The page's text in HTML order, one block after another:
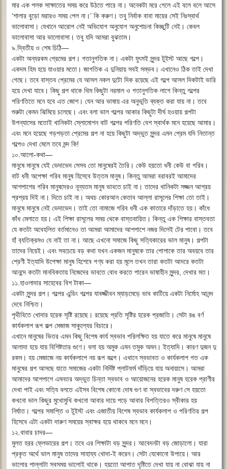
মার এক পলক সাক্ষাতের সময় করে উঠতে পারে না। অনেকটা মরে গেলে এই বলে বলে আসে
‘শালার বুড়ো মরারও সময় পেল না।’ কি করুণ। তবু নির্বাক বাবা মায়ের সেই নিঃস্বার্থ
ভালোবাসা। যেখানে আরোপ নেই অভিযোগ অনুযোগ অনুশোচনা কিচ্ছুটি নেই। কেবল
ভালোবাসা আর ভালোবাসা। তবু যদি আমরা বুঝতাম।
৯.দ্বিতীয় ও শেষ চিঠি―
একটা অন্যরকম প্রেমের গল্প। গতানুগতিক না। একটা যুৎসই সুন্দর টুইস্ট আছে গল্পে।
একদম হিম হয়ে যাওয়ার মতো। জাগতিক এ দুনিয়ায় সবই সম্ভব। এখানেও ঠিক তাই দেখা
গেছে। তবে বাস্তব প্রেমের যে আসল নকল দুটো দিক রয়েছে এই গল্পে আসল দিকটাই ভারি
হয়ে দেখা যাবে। কিছু গল্প থাকে থিম কিছুটা নরমাল ও গতানুগতিক লাগে কিন্তু গল্পের
পরিণতিতে মনে হবে এত জোশ। যেন আর ভাষায় এর অনুভূতি ব্যক্ত করা যায় না। তবে
শুরুটা কেমন ঝিমিয়ে চলেছে। এবং বলা ভাল গল্পের আকার কিছুটা দীর্ঘ হওয়ায় গল্পটা
উপন্যাসের মতোই খানিকটা স্লোমোশন বাট গল্পের পরিণতি বেশ স্বার্থক মনে হয়েছে আমার।
এবং মনে হয়েছে গড়পড়তা প্রেমের গল্প না হয়ে কিছুটা অদ্ভুত সুন্দর এমন প্রেম যদি নিতান্ত
গল্পেও দেখা মেলে তবে মন্দ কি!
১০.আলো-কথা―
মানুষে মানুষে যেই ভেদাভেদ সেসব তো মানুষেরই তৈরি। কেউ হয়তো ধনী কেউ বা গরিব।
বাট ধনী অপেক্ষা গরিব মানুষ হিসেবে উত্তম মানুষ। কিন্তু আমরা বরাবরই আমাদের
আশপাশের গরিব মানুষদেরও নূন্যতম মানুষ ভাবতে চাই না। তাদের খানিকটা সজ্জন আশ্রয়
প্রশ্রয় দিই না। দিতে চাই না। অথচ কোরআন কেতাব আল্লা রাসূলের শিক্ষা তো তাই।
মানুষে মানুষে নেই ভেদাভেদ। তাই তো নামাজে গরিব ধনী এক কাতারে দাঁড়াতে হয়। কাঁধে
কাঁধ মেলাতে হয়। এই শিক্ষা রাসূলের সময় থেকে বাস্তবায়িত। কিন্তু এক শিক্ষার বাস্তবতা
যে কতটা অবেহলিত বর্তমানেও তা আমরা আমাদের আশপাশে নজর দিলেই টের পাবো। তবে
হাঁ ব‍্যতিক্রমও যে নাই তা না। আছে এখনো সমাজে কিছু সত্যিকারের ভাল মানুষ। গল্পটা
তাদের নিয়েই। এবং সবচেয়ে বড় কথা যখন একজন মানুষকে তার পোশাকে তার অবয়বে তার
শ্রেণী ইত্যাদি উপেক্ষা মানুষ হিশেবে গণ্য করা হয় মূলে তখন তারা কতটা আদরে কতটা
আনন্দে কতটা মানবিকতায় নিজেদের ভাবতে বোধ করতে পারেন ভাষাহীন সুন্দর, দেখার মত।
১১.হাওলাদার সাহেবের বিশ টাকা―
একটা সুন্দর গল্প। গল্পের এন্ডিং গল্পের যাবজ্জীবন ম্যাড়মেড়ে ভাব কাটিয়ে একটা নির্মোহ আনন্দ
দেবে নিশ্চিত।
পৃথীবিতে খোদার হরেক সৃষ্টি রয়েছে। রয়েছে প্রতি সৃষ্টির হরেক প্রজাতি। সেটা রঙ বর্ণ
কার্যকলাপ রূপ কল্প মেজাজ সাকুল্যের বিচারে।
এখানে মানুষের ভিতর এমন কিছু বিশেষ কার্য স্বভাব পরিলক্ষিত হয় যাতে করে মানুষে মানুষে
আলাদা হয়ে যায় বিশিষ্টতার গুণে। বলা হয় অমুক এমন তমুক অমন। ইত্যাদি। কারণ দুজন দু
রকম। হয় মেজাজে নয় কার্যকলাপে নয় রূপ কল্পে। এখানে স্বভাবত ও কার্যকলাপ গত এক
মানুষের গল্প আসছে যাতে সমাজের একটা নির্দিষ্ট প্লাটফর্ম দাঁড়িয়ে যায় অনায়াসে। আমরা
আমাদের আশপাশে এমনতর অদ্ভুত চিন্তা স্বভাব ও আয়োজনের হরেক মানুষ হরেক প্রাণীর
দেখা পাই এবং সত্যি বলতে এইসব বিশেষ কোনো দোষ গুণ বা স্বভাবের দরুণ সে হয়তো
কখনো ভাল কিছুর মুখোমুখি কখনো আবার দায়ে পড়ে আবার বিপত্তিরও স্বীকার হয়
নির্ঘাত। গল্পের সমাপ্তি ও টুইস্ট এবং এজাতীয় বিশেষ স্বভাব কার্যকলাপ ও পরিণতির গল্প
হিসেবে এটা একটা দারুণ সময়ের স্বাক্ষর হয়ে থাকবে মনে মনে।
১২.বাবার চাদর―
মুলত হরর ফ্লেভারের গল্প। তবে এর শিক্ষাটা বড় সুন্দর। আবেদনটা বড় জোড়ালো। যারা
প্রকৃত অর্থে ভাল মানুষ তাদের সাহায্য খোদা-ই করেন। সেটা যেকোনো উপায়ে। আর
ভালোর পাল্লাটা সবসময় ভালোই থাকে। হয়তো আপাত দৃষ্টিতে দেখা যায় না বোঝা যায় না